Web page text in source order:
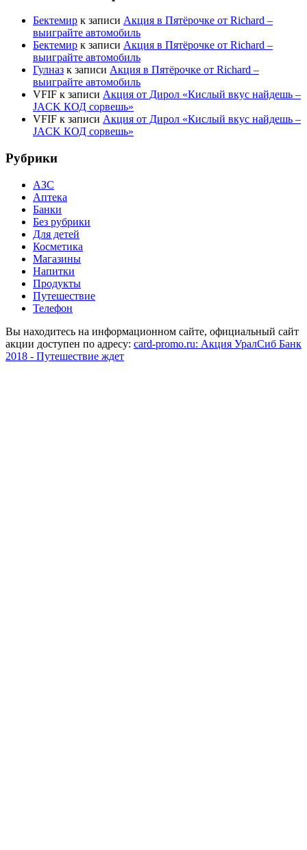
Бектемир к записи Акция в Пятёрочке от Richard –
выиграйте автомобиль
Бектемир к записи Акция в Пятёрочке от Richard –
выиграйте автомобиль
Гулназ к записи Акция в Пятёрочке от Richard –
выиграйте автомобиль
VFIF к записи Акция от Дирол «Кислый вкус найдешь –
JACK КОД сорвешь»
VFIF к записи Акция от Дирол «Кислый вкус найдешь –
JACK КОД сорвешь»
Рубрики
АЗС
Аптека
Банки
Без рубрики
Для детей
Косметика
Магазины
Напитки
Продукты
Путешествие
Телефон
Вы находитесь на информационном сайте, официальный сайт
акции доступен по адресу: card-promo.ru: Акция УралСиб Банк
2018 - Путешествие ждет